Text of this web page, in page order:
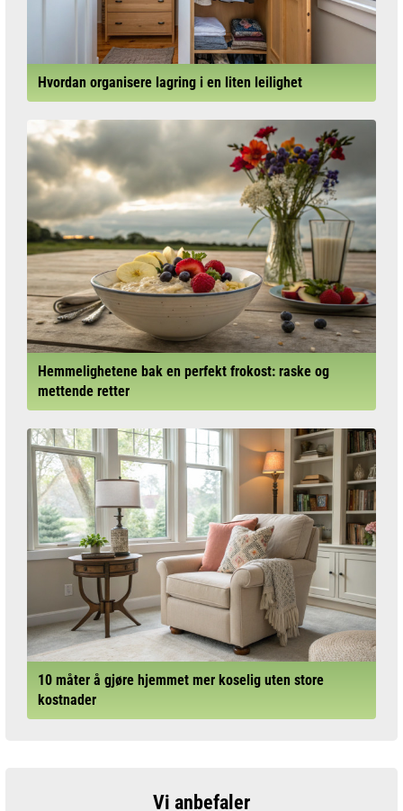
Hvordan organisere lagring i en liten leilighet
Hemmelighetene bak en perfekt frokost: raske og
mettende retter
10 måter å gjøre hjemmet mer koselig uten store
kostnader
Vi anbefaler